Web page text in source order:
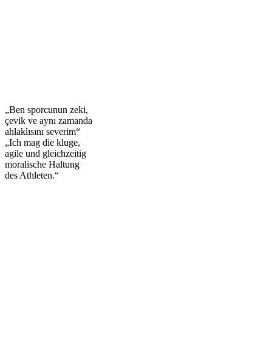
„Ben sporcunun zeki,
çevik ve aynı zamanda
ahlaklısını severim“
„Ich mag die kluge,
agile und gleichzeitig
moralische Haltung
des Athleten.“